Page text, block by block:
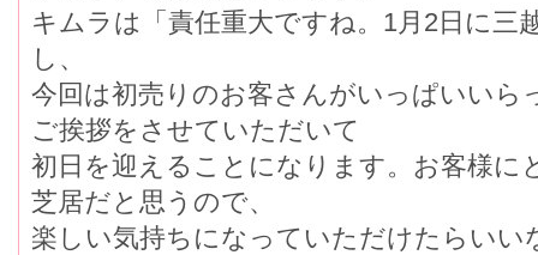
キムラは「責任重大ですね。1月2日に三
し、
今回は初売りのお客さんがいっぱいいら
ご挨拶をさせていただいて
初日を迎えることになります。お客様に
芝居だと思うので、
楽しい気持ちになっていただけたらいい